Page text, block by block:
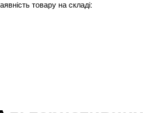
товару на складі: